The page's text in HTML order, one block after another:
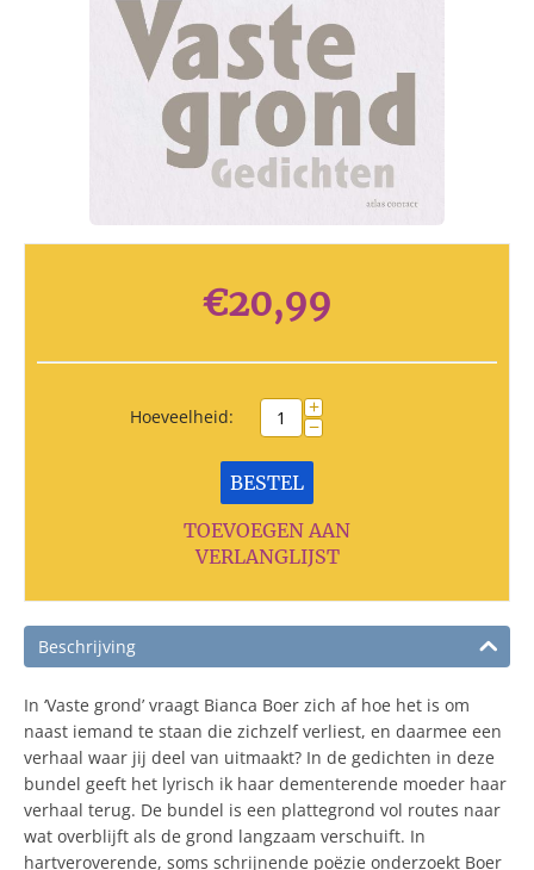
€20,99
Hoeveelheid: +
−
BESTEL
TOEVOEGEN AAN
VERLANGLIJST
Beschrijving
In ‘Vaste grond’ vraagt Bianca Boer zich af hoe het is om
naast iemand te staan die zichzelf verliest, en daarmee een
verhaal waar jij deel van uitmaakt? In de gedichten in deze
bundel geeft het lyrisch ik haar dementerende moeder haar
verhaal terug. De bundel is een plattegrond vol routes naar
wat overblijft als de grond langzaam verschuift. In
hartveroverende, soms schrijnende poëzie onderzoekt Boer